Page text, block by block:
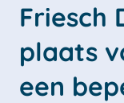
Friesch
plaats
een